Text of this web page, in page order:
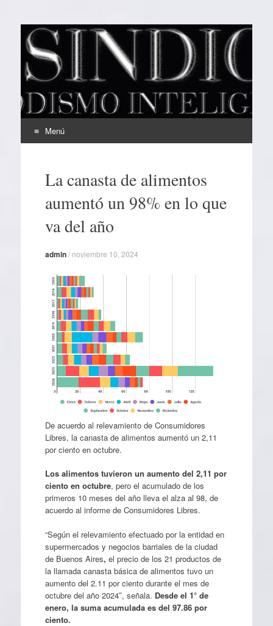
EL SINDICAL
Periodismo Inteligente
Menú
contenidoLa canasta de alimentos
aumentó un 98% en lo que
va del año
admin/ noviembre 10, 2024
De acuerdo al relevamiento de Consumidores
Libres, la canasta de alimentos aumentó un 2,11
por ciento en octubre.
Los alimentos tuvieron un aumento del 2,11 por
ciento en octubre, pero el acumulado de los
primeros 10 meses del año lleva el alza al 98, de
acuerdo al informe de Consumidores Libres.
“Según el relevamiento efectuado por la entidad en
supermercados y negocios barriales de la ciudad
de Buenos Aires, el precio de los 21 productos de
la llamada canasta básica de alimentos tuvo un
aumento del 2.11 por ciento durante el mes de
octubre del año 2024″, señala. Desde el 1° de
enero, la suma acumulada es del 97.86 por
ciento.